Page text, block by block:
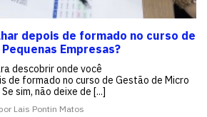
depois de formado no curso de
Empresas?
descobrir onde você
de formado no curso de Gestão de Micro
sim, não deixe de [...]
Lais Pontin Matos